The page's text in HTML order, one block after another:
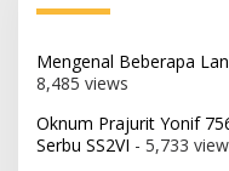
Mengenal Beberapa
8,485 views
Oknum Prajurit Yonif
Serbu SS2VI - 5,733